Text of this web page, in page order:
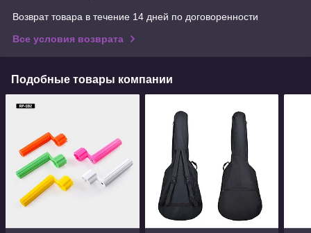
Возврат товара в течение 14 дней по договоренности
Все условия возврата
Подобные товары компании